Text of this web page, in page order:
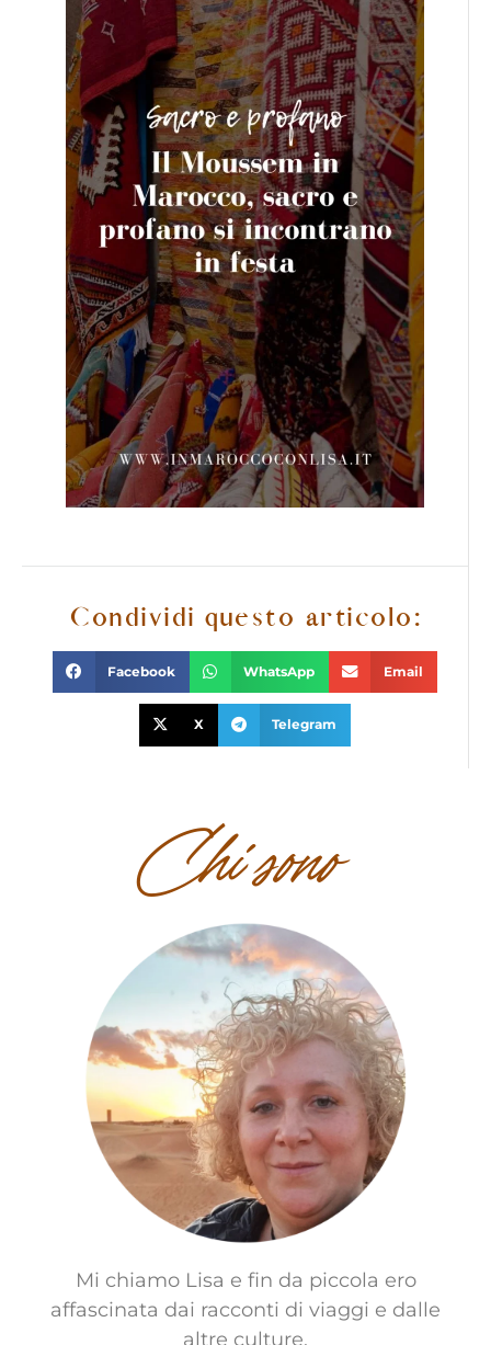
Condividi questo articolo:
Facebook WhatsApp Email
X Telegram
Chi sono
Mi chiamo Lisa e fin da piccola ero
affascinata dai racconti di viaggi e dalle
altre culture.